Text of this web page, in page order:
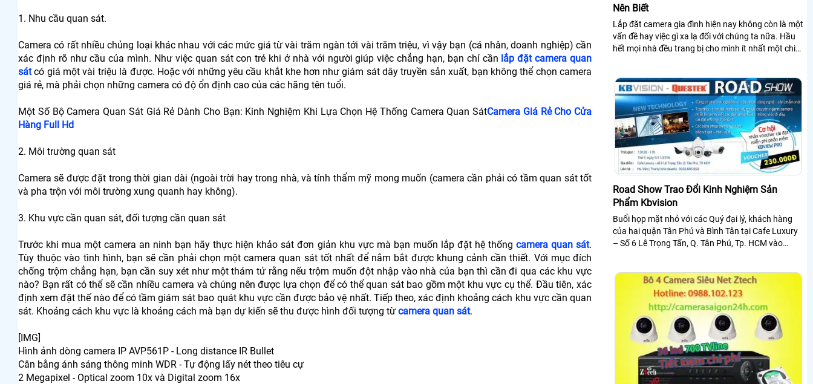
1. Nhu cầu quan sát.
Camera có rất nhiều chủng loại khác nhau với các mức giá từ vài trăm ngàn tới vài trăm triệu, vì vậy bạn (cá nhân, doanh nghiệp) cần
xác định rõ như cầu của mình. Như việc quan sát con trẻ khi ở nhà với người giúp việc chẳng hạn, bạn chỉ cần lắp đặt camera quan
sátcó giá một vài triệu là được. Hoặc với những yêu cầu khắt khe hơn như giám sát dây truyền sản xuất, bạn không thể chọn camera
giá rẻ, mà phải chọn những camera có độ ổn định cao của các hãng tên tuổi.
Một Số Bộ Camera Quan Sát Giá Rẻ Dành Cho Bạn: Kinh Nghiệm Khi Lựa Chọn Hệ Thống Camera Quan SátCamera Giá Rẻ Cho Cửa
Hàng Full Hd
2. Môi trường quan sát
Camera sẽ được đặt trong thời gian dài (ngoài trời hay trong nhà, và tính thẩm mỹ mong muốn (camera cần phải có tầm quan sát tốt
và pha trộn với môi trường xung quanh hay không).
3. Khu vực cần quan sát, đối tượng cần quan sát
Trước khi mua một camera an ninh bạn hãy thực hiện khảo sát đơn giản khu vực mà bạn muốn lắp đặt hệ thống camera quan sát.
Tùy thuộc vào tình hình, bạn sẽ cần phải chọn một camera quan sát tốt nhất để nắm bắt được khung cảnh cần thiết. Với mục đích
chống trộm chẳng hạn, bạn cần suy xét như một thám tử rằng nếu trộm muốn đột nhập vào nhà của bạn thì cần đi qua các khu vực
nào? Bạn rất có thể sẽ cần nhiều camera và chúng nên được lựa chọn để có thể quan sát bao gồm một khu vực cụ thể. Đầu tiên, xác
định xem đặt thế nào để có tầm giám sát bao quát khu vực cần được bảo vệ nhất. Tiếp theo, xác định khoảng cách khu vực cần quan
sát. Khoảng cách khu vực là khoảng cách mà bạn dự kiến sẽ thu được hình đối tượng từ camera quan sát.
[​IMG]
Hình ảnh dòng camera IP AVP561P - Long distance IR Bullet
Cân bằng ánh sáng thông minh WDR - Tự động lấy nét theo tiêu cự
2 Megapixel - Optical zoom 10x và Digital zoom 16x​
Nên Biết
Lắp đặt camera gia đình hiện nay không còn là một
vấn đề hay việc gì xa lạ đối với chúng ta nữa. Hầu
hết mọi nhà đều trang bị cho mình ít nhất một chiếc
Road Show Trao Đổi Kinh Nghiệm Sản
Phẩm Kbvision
Buổi họp mặt nhỏ với các Quý đại lý, khách hàng
của hai quận Tân Phú và Bình Tân tại Cafe Luxury
– Số 6 Lê Trọng Tấn, Q. Tân Phú, Tp. HCM vào